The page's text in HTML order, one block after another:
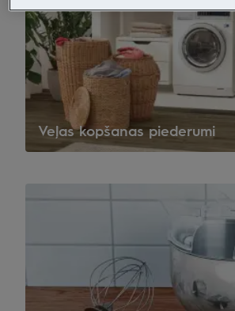
Veļas kopšanas piederumi